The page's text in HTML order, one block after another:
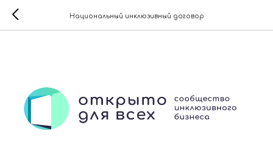
Национальный инклюзивный договор